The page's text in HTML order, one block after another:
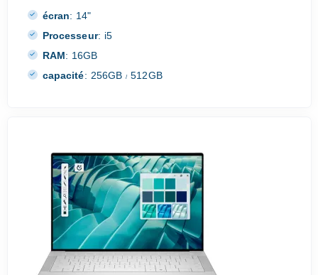
écran: 14"
Processeur: i5
RAM: 16GB
capacité: 256GB/ 512GB